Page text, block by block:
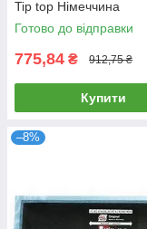
Tip top Німеччина
Готово до відправки
775,84 ₴ 912,75 ₴
Купити
–8%